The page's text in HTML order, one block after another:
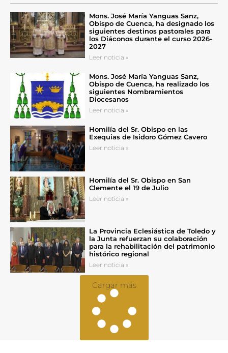
Mons. José María Yanguas Sanz,
Obispo de Cuenca, ha designado los
siguientes destinos pastorales para
los Diáconos durante el curso 2026-
2027
Leer noticia »
Mons. José María Yanguas Sanz,
Obispo de Cuenca, ha realizado los
siguientes Nombramientos
Diocesanos
Leer noticia »
Homilía del Sr. Obispo en las
Exequias de Isidoro Gómez Cavero
Leer noticia »
Homilía del Sr. Obispo en San
Clemente el 19 de Julio
Leer noticia »
La Provincia Eclesiástica de Toledo y
la Junta refuerzan su colaboración
para la rehabilitación del patrimonio
histórico regional
Leer noticia »
Cargar más